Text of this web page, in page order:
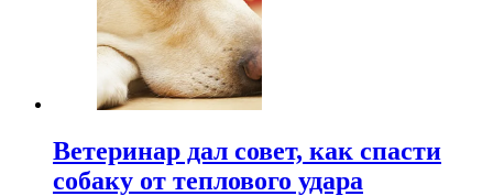
Ветеринар дал совет, как спасти
собаку от теплового удара